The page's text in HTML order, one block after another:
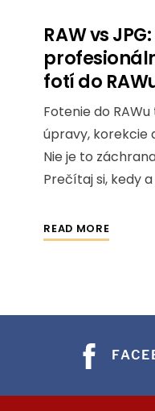
RAW vs
fotí do
Fotenie do
úpravy, korekcie
Nie je to
Prečítaj si, kedy
READ MORE